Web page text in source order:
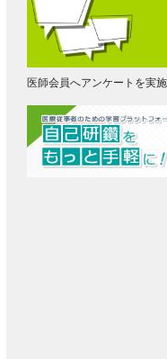
医師会員へアンケートを実